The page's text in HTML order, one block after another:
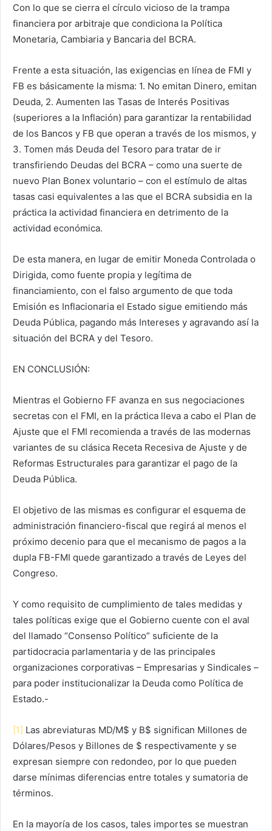
Con lo que se cierra el círculo vicioso de la trampa
financiera por arbitraje que condiciona la Política
Monetaria, Cambiaria y Bancaria del BCRA.
Frente a esta situación, las exigencias en línea de FMI y
FB es básicamente la misma: 1. No emitan Dinero, emitan
Deuda, 2. Aumenten las Tasas de Interés Positivas
(superiores a la Inflación) para garantizar la rentabilidad
de los Bancos y FB que operan a través de los mismos, y
3. Tomen más Deuda del Tesoro para tratar de ir
transfiriendo Deudas del BCRA – como una suerte de
nuevo Plan Bonex voluntario – con el estímulo de altas
tasas casi equivalentes a las que el BCRA subsidia en la
práctica la actividad financiera en detrimento de la
actividad económica.
De esta manera, en lugar de emitir Moneda Controlada o
Dirigida, como fuente propia y legítima de
financiamiento, con el falso argumento de que toda
Emisión es Inflacionaria el Estado sigue emitiendo más
Deuda Pública, pagando más Intereses y agravando así la
situación del BCRA y del Tesoro.
EN CONCLUSIÓN:
Mientras el Gobierno FF avanza en sus negociaciones
secretas con el FMI, en la práctica lleva a cabo el Plan de
Ajuste que el FMI recomienda a través de las modernas
variantes de su clásica Receta Recesiva de Ajuste y de
Reformas Estructurales para garantizar el pago de la
Deuda Pública.
El objetivo de las mismas es configurar el esquema de
administración financiero-fiscal que regirá al menos el
próximo decenio para que el mecanismo de pagos a la
dupla FB-FMI quede garantizado a través de Leyes del
Congreso.
Y como requisito de cumplimiento de tales medidas y
tales políticas exige que el Gobierno cuente con el aval
del llamado “Consenso Político” suficiente de la
partidocracia parlamentaria y de las principales
organizaciones corporativas – Empresarias y Sindicales –
para poder institucionalizar la Deuda como Política de
Estado.-
[1] Las abreviaturas MD/M$ y B$ significan Millones de
Dólares/Pesos y Billones de $ respectivamente y se
expresan siempre con redondeo, por lo que pueden
darse mínimas diferencias entre totales y sumatoria de
términos.
En la mayoría de los casos, tales importes se muestran